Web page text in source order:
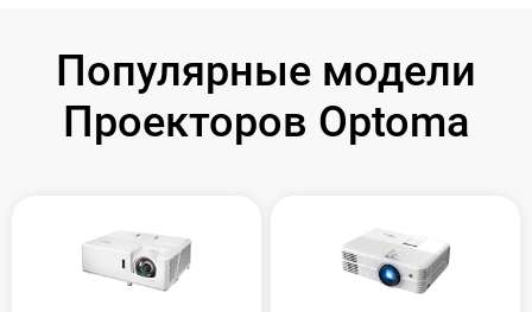
Популярные модели
Проекторов Optoma